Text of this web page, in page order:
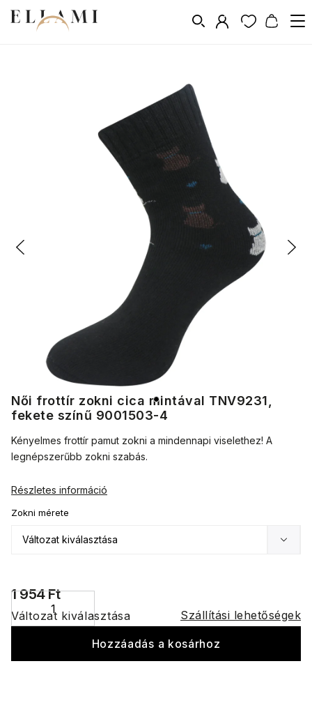
Női frottír zokni cica mintával TNV9231,
fekete színű 9001503-4
1 954 Ft
Változat kiválasztása Szállítási lehetőségek
Zokni mérete
Hozzáadás a kosárhoz
Kényelmes frottír pamut zokni a mindennapi viselethez! A
legnépszerűbb zokni szabás.
Részletes információ